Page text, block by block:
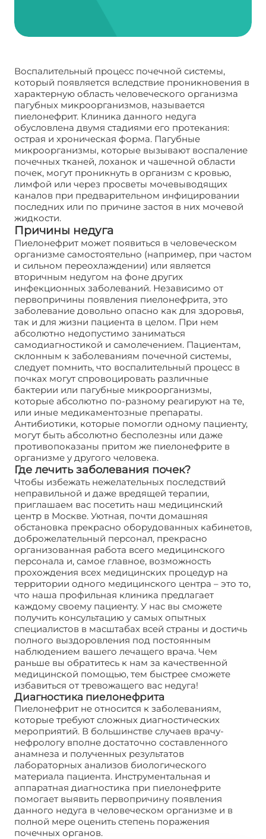
Воспалительный процесс почечной системы,
который появляется вследствие проникновения в
характерную область человеческого организма
пагубных микроорганизмов, называется
пиелонефрит. Клиника данного недуга
обусловлена двумя стадиями его протекания:
острая и хроническая форма. Пагубные
микроорганизмы, которые вызывают воспаление
почечных тканей, лоханок и чашечной области
почек, могут проникнуть в организм с кровью,
лимфой или через просветы мочевыводящих
каналов при предварительном инфицировании
последних или по причине застоя в них мочевой
жидкости.
Причины недуга
Пиелонефрит может появиться в человеческом
организме самостоятельно (например, при частом
и сильном переохлаждении) или является
вторичным недугом на фоне других
инфекционных заболеваний. Независимо от
первопричины появления пиелонефрита, это
заболевание довольно опасно как для здоровья,
так и для жизни пациента в целом. При нем
абсолютно недопустимо заниматься
самодиагностикой и самолечением. Пациентам,
склонным к заболеваниям почечной системы,
следует помнить, что воспалительный процесс в
почках могут спровоцировать различные
бактерии или пагубные микроорганизмы,
которые абсолютно по-разному реагируют на те,
или иные медикаментозные препараты.
Антибиотики, которые помогли одному пациенту,
могут быть абсолютно бесполезны или даже
противопоказаны притом же пиелонефрите в
организме у другого человека.
Где лечить заболевания почек?
Чтобы избежать нежелательных последствий
неправильной и даже вредящей терапии,
приглашаем вас посетить наш медицинский
центр в Москве. Уютная, почти домашняя
обстановка прекрасно оборудованных кабинетов,
доброжелательный персонал, прекрасно
организованная работа всего медицинского
персонала и, самое главное, возможность
прохождения всех медицинских процедур на
территории одного медицинского центра – это то,
что наша профильная клиника предлагает
каждому своему пациенту. У нас вы сможете
получить консультацию у самых опытных
специалистов в масштабах всей страны и достичь
полного выздоровления под постоянным
наблюдением вашего лечащего врача. Чем
раньше вы обратитесь к нам за качественной
медицинской помощью, тем быстрее сможете
избавиться от тревожащего вас недуга!
Диагностика пиелонефрита
Пиелонефрит не относится к заболеваниям,
которые требуют сложных диагностических
мероприятий. В большинстве случаев врачу-
нефрологу вполне достаточно составленного
анамнеза и полученных результатов
лабораторных анализов биологического
материала пациента. Инструментальная и
аппаратная диагностика при пиелонефрите
помогает выявить первопричину появления
данного недуга в человеческом организме и в
полной мере оценить степень поражения
почечных органов.